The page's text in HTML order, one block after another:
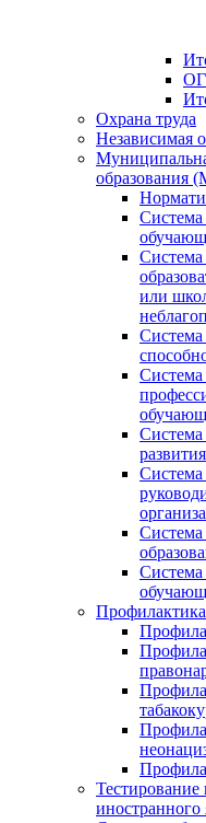
Охрана труда
Независимая
Система
или
Система
Система
Система
Система
иностранного